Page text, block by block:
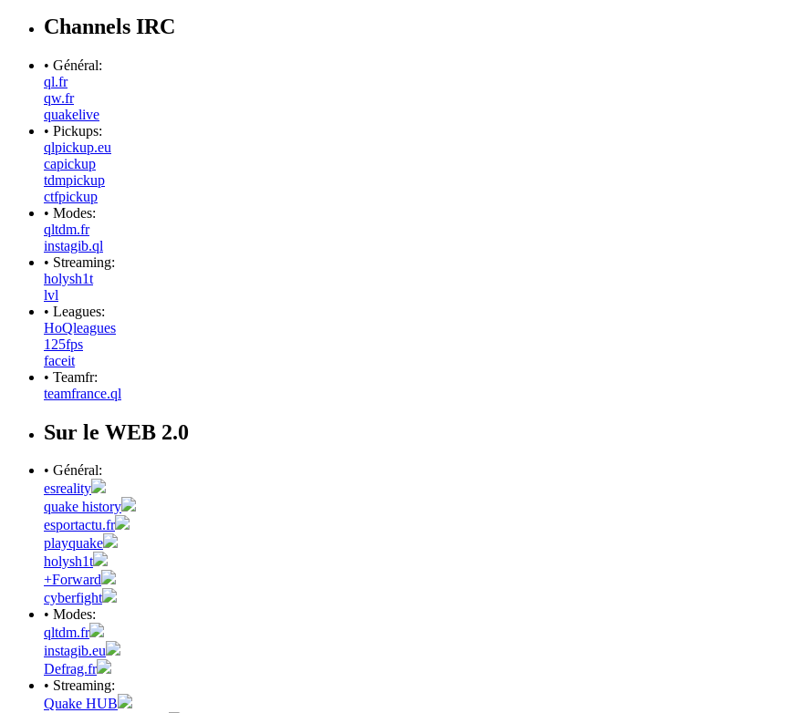
Channels IRC
• Général:
ql.fr
qw.fr
quakelive
• Pickups:
qlpickup.eu
capickup
tdmpickup
ctfpickup
• Modes:
qltdm.fr
instagib.ql
• Streaming:
holysh1t
lvl
• Leagues:
HoQleagues
125fps
faceit
• Teamfr:
teamfrance.ql
Sur le WEB 2.0
• Général:
esreality
quake history
esportactu.fr
playquake
holysh1t
+Forward
cyberfight
• Modes:
qltdm.fr
instagib.eu
Defrag.fr
• Streaming:
Quake HUB